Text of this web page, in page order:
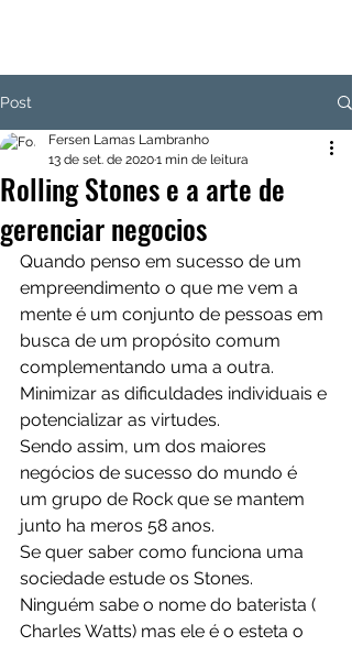
Post
Rolling Stones e a arte de
gerenciar negocios
Fersen Lamas Lambranho
13 de set. de 20201 min de leitura
Quando penso em sucesso de um
empreendimento o que me vem a
mente é um conjunto de pessoas em
busca de um propósito comum
complementando uma a outra.
Minimizar as dificuldades individuais e
potencializar as virtudes.
Sendo assim, um dos maiores
negócios de sucesso do mundo é
um grupo de Rock que se mantem
junto ha meros 58 anos.
Se quer saber como funciona uma
sociedade estude os Stones.
Ninguém sabe o nome do baterista (
Charles Watts) mas ele é o esteta o